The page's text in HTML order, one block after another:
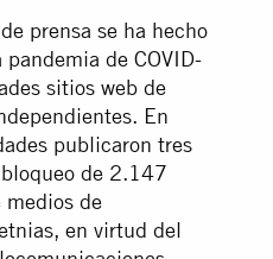
prensa se ha hecho
de COVID-
sitios web de
En
publicaron tres
de 2.147
de
en virtud del